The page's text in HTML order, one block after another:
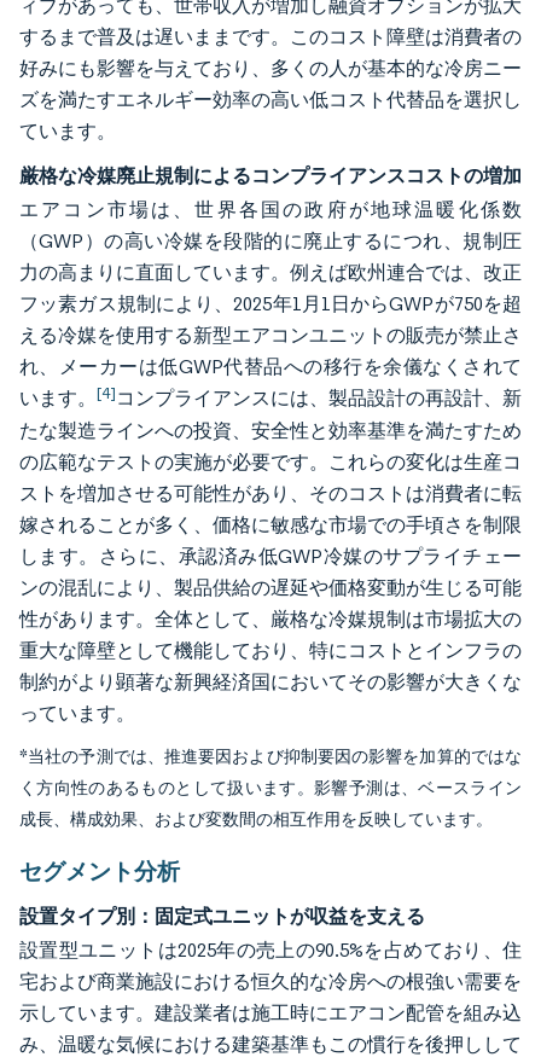
ィブがあっても、世帯収入が増加し融資オプションが拡大
するまで普及は遅いままです。このコスト障壁は消費者の
好みにも影響を与えており、多くの人が基本的な冷房ニー
ズを満たすエネルギー効率の高い低コスト代替品を選択し
ています。
厳格な冷媒廃止規制によるコンプライアンスコストの増加
エアコン市場は、世界各国の政府が地球温暖化係数
（GWP）の高い冷媒を段階的に廃止するにつれ、規制圧
力の高まりに直面しています。例えば欧州連合では、改正
フッ素ガス規制により、2025年1月1日からGWPが750を超
える冷媒を使用する新型エアコンユニットの販売が禁止さ
れ、メーカーは低GWP代替品への移行を余儀なくされて
います。 [4]コンプライアンスには、製品設計の再設計、新
たな製造ラインへの投資、安全性と効率基準を満たすため
の広範なテストの実施が必要です。これらの変化は生産コ
ストを増加させる可能性があり、そのコストは消費者に転
嫁されることが多く、価格に敏感な市場での手頃さを制限
します。さらに、承認済み低GWP冷媒のサプライチェー
ンの混乱により、製品供給の遅延や価格変動が生じる可能
性があります。全体として、厳格な冷媒規制は市場拡大の
重大な障壁として機能しており、特にコストとインフラの
制約がより顕著な新興経済国においてその影響が大きくな
っています。
*当社の予測では、推進要因および抑制要因の影響を加算的ではな
く方向性のあるものとして扱います。影響予測は、ベースライン
成長、構成効果、および変数間の相互作用を反映しています。
セグメント分析
設置タイプ別：固定式ユニットが収益を支える
設置型ユニットは2025年の売上の90.5%を占めており、住
宅および商業施設における恒久的な冷房への根強い需要を
示しています。建設業者は施工時にエアコン配管を組み込
み、温暖な気候における建築基準もこの慣行を後押しして